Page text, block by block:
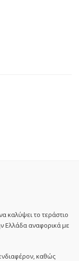
καλύψει το τεράστιο
Ελλάδα αναφορικά με
καθώς